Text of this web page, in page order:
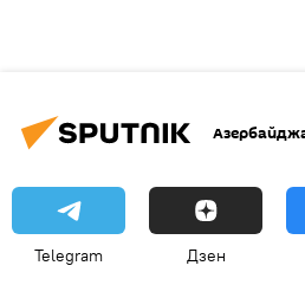
Telegram Дзен